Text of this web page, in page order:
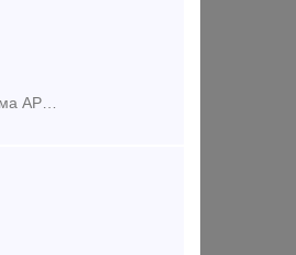
Куплю скрепление АРС-4: - монорегулятор АРС от 50000р тн - подклеммник АРС от 40000р тн - клемма АРС от 40000р тн - уголок АРС от 4р шт - прокладка ЦП-204 АРС от 20р шт